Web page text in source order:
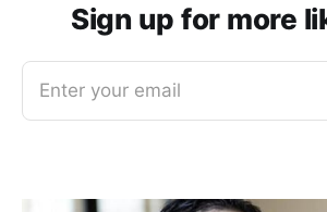
Sign up for more
Enter your email